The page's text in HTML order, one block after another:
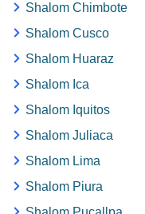
Shalom Chimbote
Shalom Cusco
Shalom Huaraz
Shalom Ica
Shalom Iquitos
Shalom Juliaca
Shalom Lima
Shalom Piura